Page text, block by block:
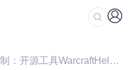
/ 突破魔兽争霸III兼容性限制：开源工具WarcraftHelper重构经典游戏体验